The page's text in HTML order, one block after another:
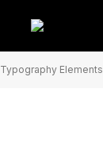
Typography Elements